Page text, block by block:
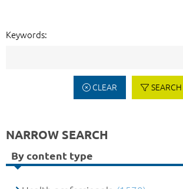
Keywords:
CLEAR SEARCH
NARROW SEARCH
By content type